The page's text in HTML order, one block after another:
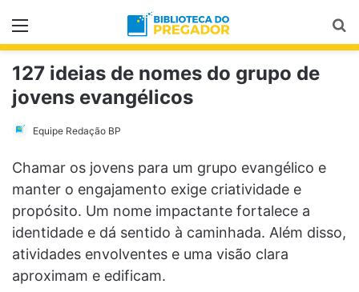
Menu
127 ideias de nomes do grupo de
jovens evangélicos
Equipe Redação BP
Chamar os jovens para um grupo evangélico e
manter o engajamento exige criatividade e
propósito. Um nome impactante fortalece a
identidade e dá sentido à caminhada. Além disso,
atividades envolventes e uma visão clara
aproximam e edificam.